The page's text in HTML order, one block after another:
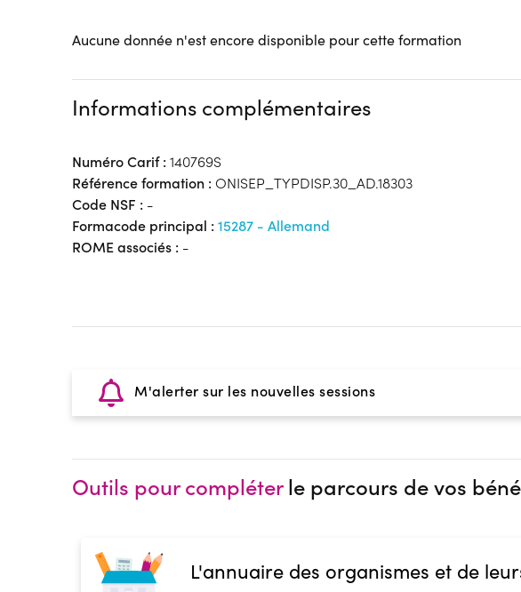
Transport :
Pas de transport
Aucune donnée n'est encore disponible pour cette formation
Informations complémentaires
Numéro Carif : 140769S
Référence formation : ONISEP_TYPDISP.30_AD.18303
Code NSF : -
Formacode principal : 15287 - Allemand
ROME associés : -
M'alerter sur les nouvelles sessions
Outils pour compléterle parcours de vos
L'annuaire des organismes et de